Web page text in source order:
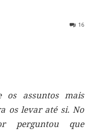
16
os assuntos mais
os levar até si. No
perguntou que